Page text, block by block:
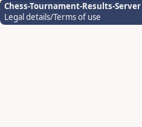
Chess-Tournament-Results-Server
Legal details/Terms of use